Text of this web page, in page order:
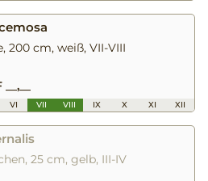
200 cm, weiß, VII-VIII
VI VII VIII IX X XI XII
25 cm, gelb, III-IV